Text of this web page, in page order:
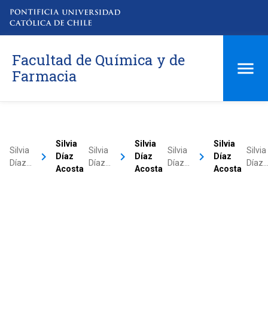
Facultad de Química y de
Farmacia
Silvia
Díaz…
keyboard_arrow_right
Silvia
Díaz
Acosta
Silvia
Díaz…
keyboard_arrow_right
Silvia
Díaz
Acosta
Silvia
Díaz…
keyboard_arrow_right
Silvia
Díaz
Acosta
Silvia
Díaz…